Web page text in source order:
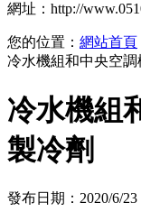
網址： http://
您的位置： 網站首頁
冷水機組和中央空調
冷水機組
製冷劑
發布日期：2020/6/23